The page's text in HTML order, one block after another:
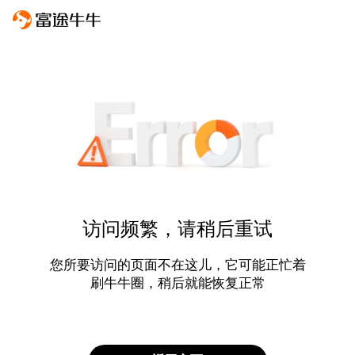
访问频繁，请稍后重试
您所要访问的页面不在这儿，它可能正忙着
刷牛牛圈，稍后就能恢复正常